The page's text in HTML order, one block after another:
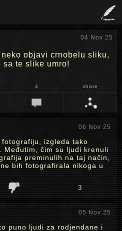
04 Nov 25
objavi crnobelu sliku,
sa te slike umro!
4 share
06 Nov 25
izgleda tako
Međutim, čim su ljudi krenuli
preminulih na taj način,
bih fotografirala nikoga u
3
05 Nov 25
puno ljudi za rodjendane i